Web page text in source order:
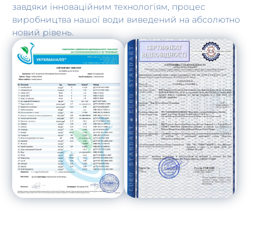
завдяки інноваційним технологіям, процес
виробництва нашої води виведений на абсолютно
новий рівень.